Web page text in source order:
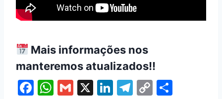
Mais informações nos
manteremos atualizados!!
F
W G
X
Li T
C